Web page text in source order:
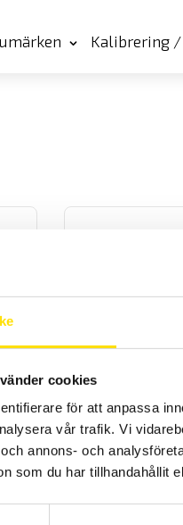
cookies
för att anpassa
vår trafik. Vi
annons- och
som du har tillhandahållit
Kalibrering /
den
och svenska
via Bluetooth till
storheterna
15,590.00